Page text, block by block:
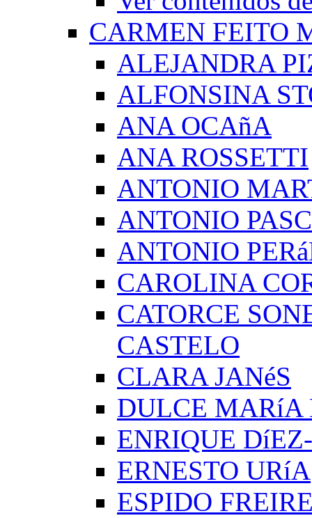
CARMEN FEITO
ALEJANDRA
ALFONSINA
ANA OCAñA
ANA ROSSETTI
ANTONIO
ANTONIO
ANTONIO
CAROLINA
CATORCE
CASTELO
CLARA JANéS
DULCE MARíA
ENRIQUE
ERNESTO URíA
ESPIDO